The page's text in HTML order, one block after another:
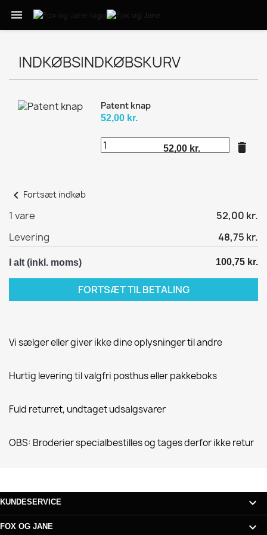

INDKØBSINDKØBSKURV
Patent knap
52,00 kr.
52,00 kr. delete
chevron_left Fortsæt indkøb
1 vare
52,00 kr.
Levering
48,75 kr.
I alt (inkl. moms) 100,75 kr.
FORTSÆT TIL BETALING
Vi sælger eller giver ikke dine oplysninger til andre
Hurtig levering til valgfri posthus eller pakkeboks
Fuld returret, undtaget udsalgsvarer
OBS: Broderier specialbestilles og tages derfor ikke retur
KUNDESERVICE 
FOX OG JANE 